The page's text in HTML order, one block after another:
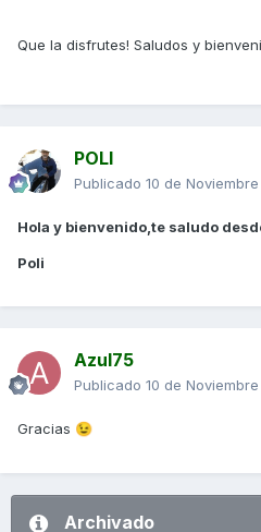
Que la disfrutes! Saludos y
POLI
Publicado 10 de
Hola y bienvenido,te saludo
Poli
Azul75
Publicado 10 de
Gracias 😉
Archivado